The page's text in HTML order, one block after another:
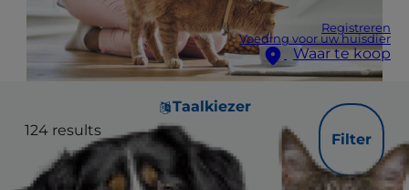
Registreren
Voeding voor uw huisdier
Waar te koop
Taalkiezer
124 results
Filter